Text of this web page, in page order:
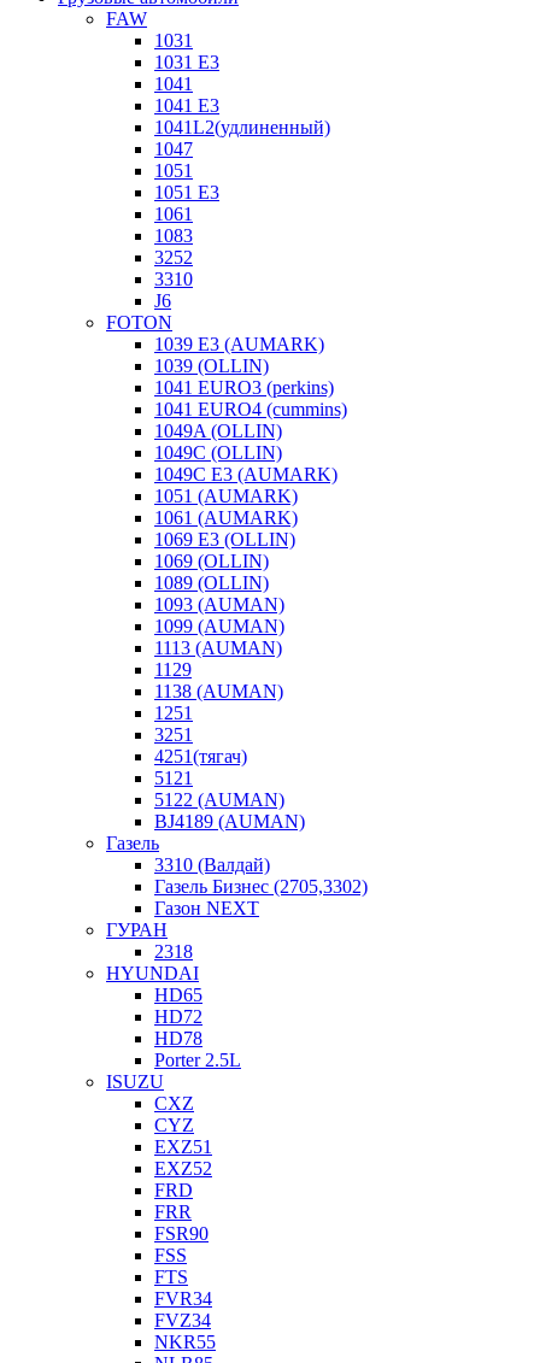
FAW
1031
1031 E3
1041
1041 E3
1041L2(удлиненный)
1047
1051
1051 E3
1061
1083
3252
3310
J6
FOTON
1039 E3 (AUMARK)
1039 (OLLIN)
1041 EURO3 (perkins)
1041 EURO4 (cummins)
1049A (OLLIN)
1049C (OLLIN)
1049С E3 (AUMARK)
1051 (AUMARK)
1061 (AUMARK)
1069 E3 (OLLIN)
1069 (OLLIN)
1089 (OLLIN)
1093 (AUMAN)
1099 (AUMAN)
1113 (AUMAN)
1129
1138 (AUMAN)
1251
3251
4251(тягач)
5121
5122 (AUMAN)
BJ4189 (AUMAN)
Газель
3310 (Валдай)
Газель Бизнес (2705,3302)
Газон NEXT
ГУРАН
2318
HYUNDAI
HD65
HD72
HD78
Porter 2.5L
ISUZU
CXZ
CYZ
EXZ51
EXZ52
FRD
FRR
FSR90
FSS
FTS
FVR34
FVZ34
NKR55